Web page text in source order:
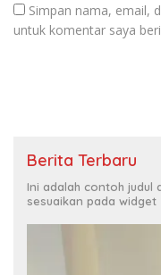
Simpan nama, email,
untuk komentar saya
Berita Terbaru
Ini adalah contoh judul
sesuaikan pada widget